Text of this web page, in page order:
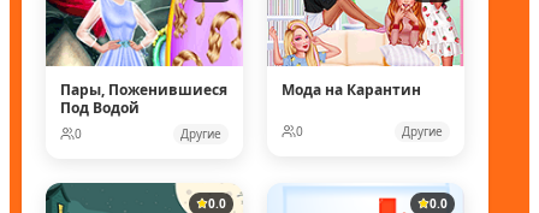
Пары, Поженившиеся
Под Водой
0 Другие
Мода на Карантин
0 Другие
0.0 0.0